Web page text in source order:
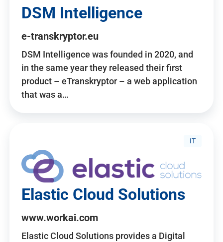
DSM Intelligence
e-transkryptor.eu
DSM Intelligence was founded in 2020, and
in the same year they released their first
product – eTranskryptor – a web application
that was a…
IT
Elastic Cloud Solutions
www.workai.com
Elastic Cloud Solutions provides a Digital